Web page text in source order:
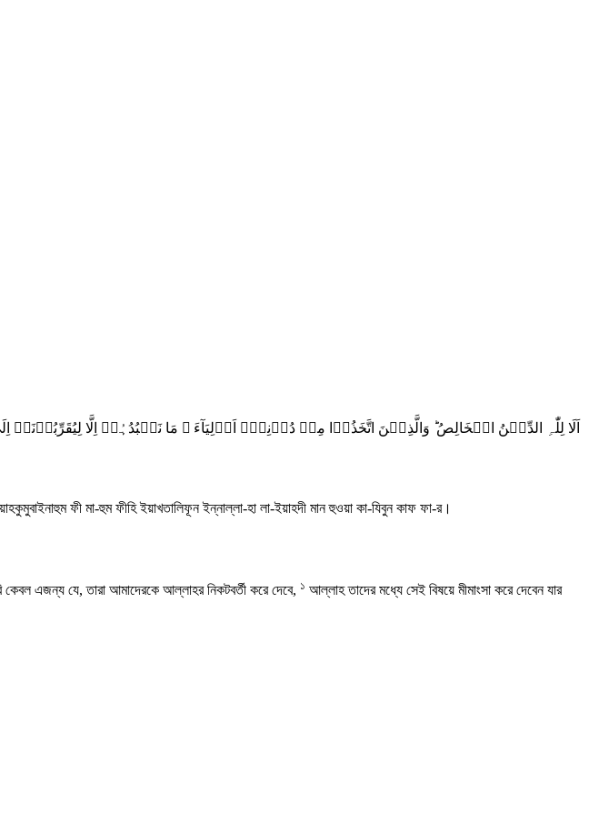
اَلَا لِلّٰہِ الدِّیۡنُ الۡخَالِصُ ؕ وَالَّذِیۡنَ اتَّخَذُوۡا مِنۡ دُوۡنِہٖۤ اَوۡلِیَآءَ ۘ مَا نَعۡبُدُہُمۡ اِلَّا
ফী মা-হুম ফীহি ইয়াখতালিফূন ইন্নাল্লা-হা লা-ইয়াহদী মান হুওয়া কা-যিবুন কাফ ফা-র।
এজন্য যে, তারা আমাদেরকে আল্লাহর নিকটবর্তী করে দেবে, ১ আল্লাহ তাদের মধ্যে সেই বিষয়ে মীমাংসা করে দেবেন যার